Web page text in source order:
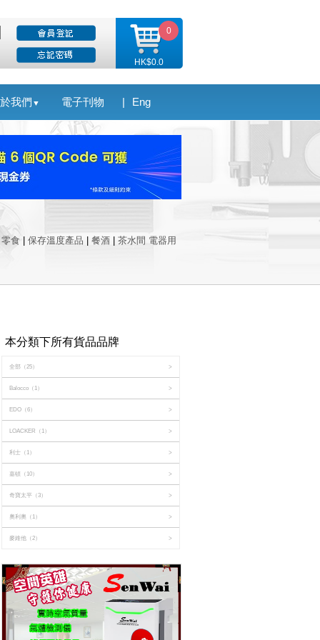
HK$0.0
0
我們 ▼ 電子刊物 Eng
零食 保存溫度產品 餐酒 茶水間 電器用
本分類下所有貨品品牌
全部 （25） >
Balocco （1） >
EDO （6） >
LOACKER （1） >
利士 （1） >
嘉頓 （10） >
奇寶太平 （3） >
奧利奧 （1） >
麥維他 （2） >